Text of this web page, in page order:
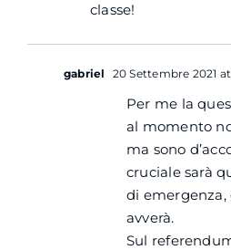
classe!
gabriel 20 Settembre 2021 at
Per me la
al momento
ma sono
cruciale sarà
di emergenza,
avverà.
Sul